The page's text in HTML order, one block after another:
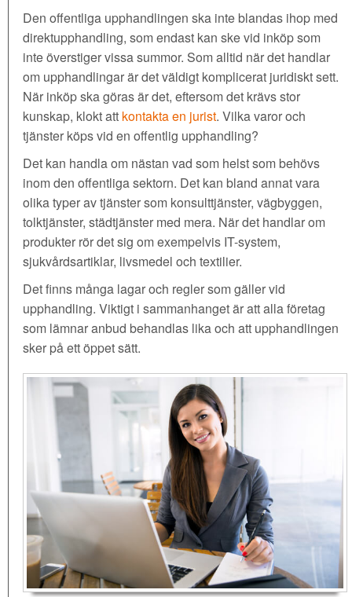
Den offentliga upphandlingen ska inte blandas ihop med
direktupphandling, som endast kan ske vid inköp som
inte överstiger vissa summor. Som alltid när det handlar
om upphandlingar är det väldigt komplicerat juridiskt sett.
När inköp ska göras är det, eftersom det krävs stor
kunskap, klokt att kontakta en jurist. Vilka varor och
tjänster köps vid en offentlig upphandling?
Det kan handla om nästan vad som helst som behövs
inom den offentliga sektorn. Det kan bland annat vara
olika typer av tjänster som konsulttjänster, vägbyggen,
tolktjänster, städtjänster med mera. När det handlar om
produkter rör det sig om exempelvis IT-system,
sjukvårdsartiklar, livsmedel och textilier.
Det finns många lagar och regler som gäller vid
upphandling. Viktigt i sammanhanget är att alla företag
som lämnar anbud behandlas lika och att upphandlingen
sker på ett öppet sätt.